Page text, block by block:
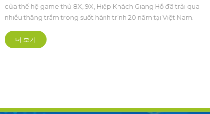
của thế hệ game thủ 8X, 9X, Hiệp Khách Giang Hồ đã trải qua
nhiều thăng trầm trong suốt hành trình 20 năm tại Việt Nam.
더 보기